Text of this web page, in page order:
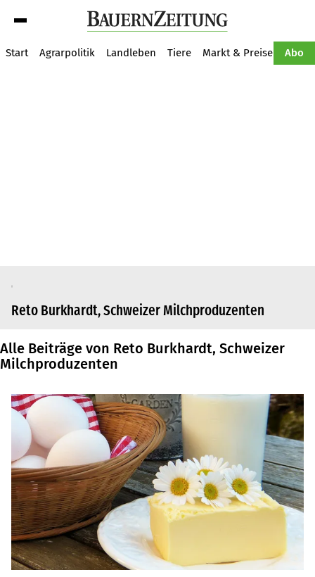
Start Agrarpolitik Landleben Tiere Markt & Preise Abo
Reto Burkhardt, Schweizer Milchproduzenten
Alle Beiträge von Reto Burkhardt, Schweizer
Milchproduzenten